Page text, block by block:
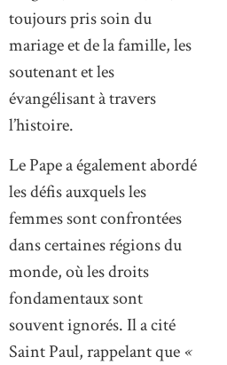
toujours pris soin du
mariage et de la famille, les
soutenant et les
évangélisant à travers
l’histoire.
Le Pape a également abordé
les défis auxquels les
femmes sont confrontées
dans certaines régions du
monde, où les droits
fondamentaux sont
souvent ignorés. Il a cité
Saint Paul, rappelant que«